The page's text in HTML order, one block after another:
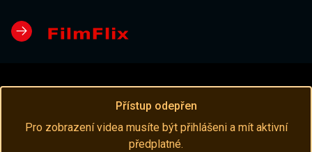
Přístup odepřen
Pro zobrazení videa musíte být přihlášeni a mít aktivní
předplatné.